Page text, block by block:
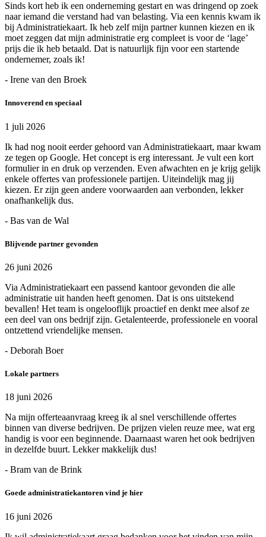
Sinds kort heb ik een onderneming gestart en was dringend op zoek
naar iemand die verstand had van belasting. Via een kennis kwam ik
bij Administratiekaart. Ik heb zelf mijn partner kunnen kiezen en ik
moet zeggen dat mijn administratie erg compleet is voor de ‘lage’
prijs die ik heb betaald. Dat is natuurlijk fijn voor een startende
ondernemer, zoals ik!
- Irene van den Broek
Innoverend en speciaal
1 juli 2026
Ik had nog nooit eerder gehoord van Administratiekaart, maar kwam
ze tegen op Google. Het concept is erg interessant. Je vult een kort
formulier in en druk op verzenden. Even afwachten en je krijg gelijk
enkele offertes van professionele partijen. Uiteindelijk mag jij
kiezen. Er zijn geen andere voorwaarden aan verbonden, lekker
onafhankelijk dus.
- Bas van de Wal
Blijvende partner gevonden
26 juni 2026
Via Administratiekaart een passend kantoor gevonden die alle
administratie uit handen heeft genomen. Dat is ons uitstekend
bevallen! Het team is ongelooflijk proactief en denkt mee alsof ze
een deel van ons bedrijf zijn. Getalenteerde, professionele en vooral
ontzettend vriendelijke mensen.
- Deborah Boer
Lokale partners
18 juni 2026
Na mijn offerteaanvraag kreeg ik al snel verschillende offertes
binnen van diverse bedrijven. De prijzen vielen reuze mee, wat erg
handig is voor een beginnende. Daarnaast waren het ook bedrijven
in dezelfde buurt. Lekker makkelijk dus!
- Bram van de Brink
Goede administratiekantoren vind je hier
16 juni 2026